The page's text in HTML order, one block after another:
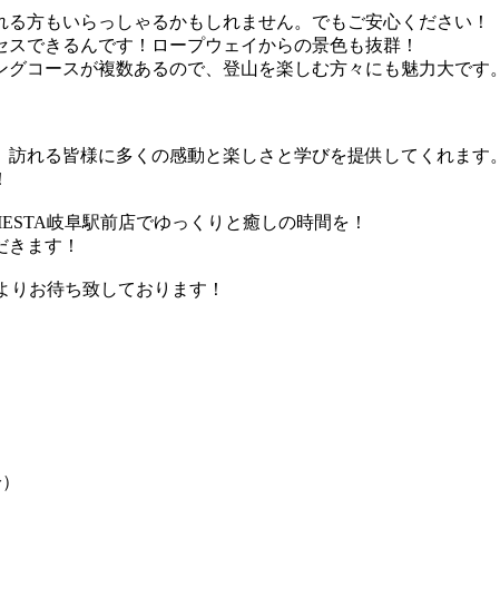
方もいらっしゃるかもしれません。でもご安心ください！
できるんです！ロープウェイからの景色も抜群！
コースが複数あるので、登山を楽しむ方々にも魅力大です。
れる皆様に多くの感動と楽しさと学びを提供してくれます。
岐阜駅前店でゆっくりと癒しの時間を！
ます！
お待ち致しております！